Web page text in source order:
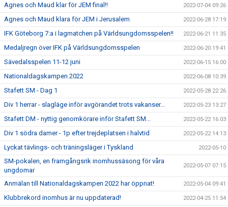
Agnes och Maud klar för JEM final!! 2022-07-04 09:26
Agnes och Maud klara för JEM i Jerusalem 2022-06-28 17:19
IFK Göteborg 7:a i lagmatchen på Världsungdomsspelen!! 2022-06-21 11:35
Medaljregn över IFK på Världsungdomsspelen 2022-06-20 19:41
Sävedalsspelen 11-12 juni 2022-06-15 16:00
Nationaldagskampen 2022 2022-06-08 10:39
Stafett SM - Dag 1 2022-05-28 22:26
Div 1 herrar - slagläge inför avgörandet trots vakanser... 2022-05-23 13:27
Stafett DM - nyttig genomkörare inför Stafett SM... 2022-05-22 16:03
Div 1 södra damer - 1p efter trejdeplatsen i halvtid 2022-05-22 14:13
Lyckat tävlings- och träningsläger i Tyskland 2022-05-10
SM-pokalen, en framgångsrik inomhussäsong för våra
ungdomar
2022-05-07 07:15
Anmälan till Nationaldagskampen 2022 har öppnat! 2022-05-04 09:41
Klubbrekord inomhus är nu uppdaterad! 2022-04-25 11:54